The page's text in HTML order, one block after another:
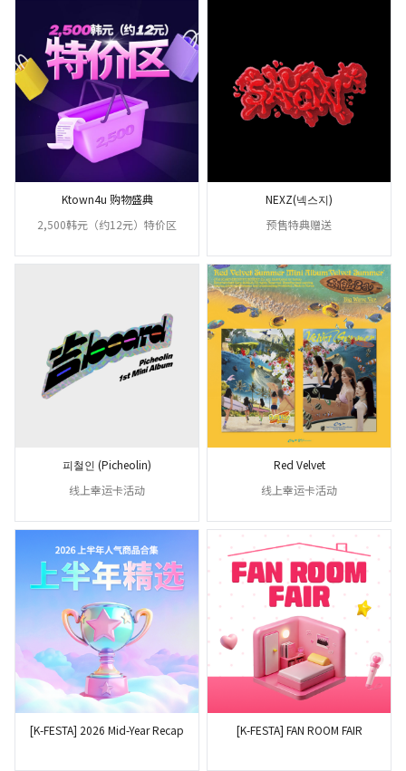
Ktown4u 购物盛典
2,500韩元（约12元）特价区
NEXZ(넥스지)
预售特典赠送
피철인 (Picheolin)
线上幸运卡活动
Red Velvet
线上幸运卡活动
[K-FESTA] 2026 Mid-Year Recap [K-FESTA] FAN ROOM FAIR